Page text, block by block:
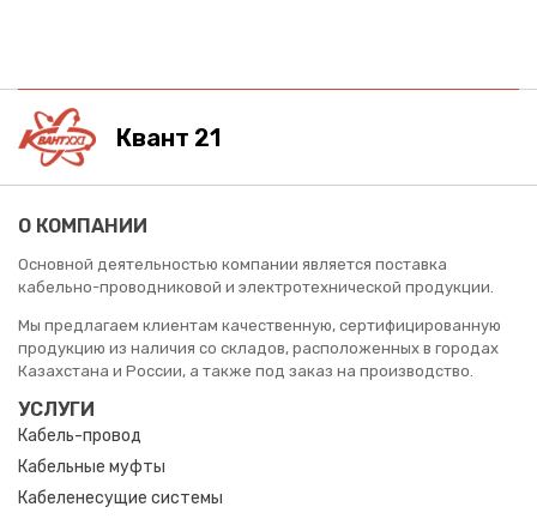
Квант 21
О КОМПАНИИ
Основной деятельностью компании является поставка
кабельно-проводниковой и электротехнической продукции.
Мы предлагаем клиентам качественную, сертифицированную
продукцию из наличия со складов, расположенных в городах
Казахстана и России, а также под заказ на производство.
УСЛУГИ
Кабель-провод
Кабельные муфты
Кабеленесущие системы